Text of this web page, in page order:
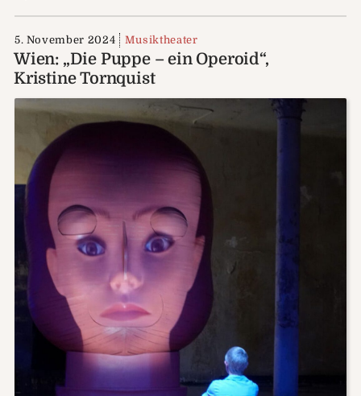
5. November 2024 Musiktheater
Wien: „Die Puppe – ein Operoid“,
Kristine Tornquist